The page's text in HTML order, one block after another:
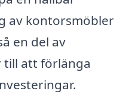
av kontorsmöbler
en del av
till att förlänga